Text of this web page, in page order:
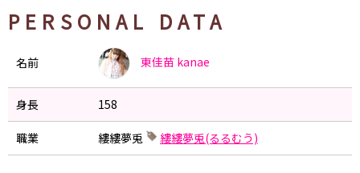
PERSONAL DATA
名前 東佳苗 kanae
身長 158
職業 縷縷夢兎 縷縷夢兎(るるむう)